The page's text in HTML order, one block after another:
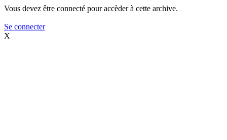
Vous devez être connecté pour accèder à cette archive.
Se connecter
X